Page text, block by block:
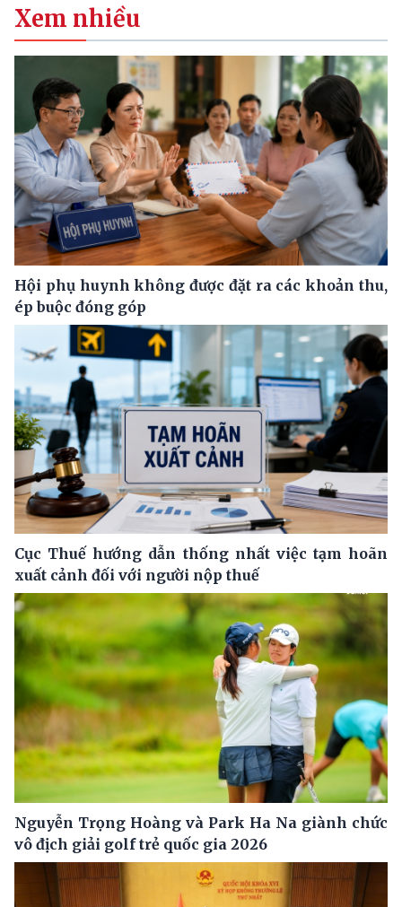
Xem nhiều
Hội phụ huynh không được đặt ra các khoản thu,
ép buộc đóng góp
Cục Thuế hướng dẫn thống nhất việc tạm hoãn
xuất cảnh đối với người nộp thuế
Nguyễn Trọng Hoàng và Park Ha Na giành chức
vô địch giải golf trẻ quốc gia 2026